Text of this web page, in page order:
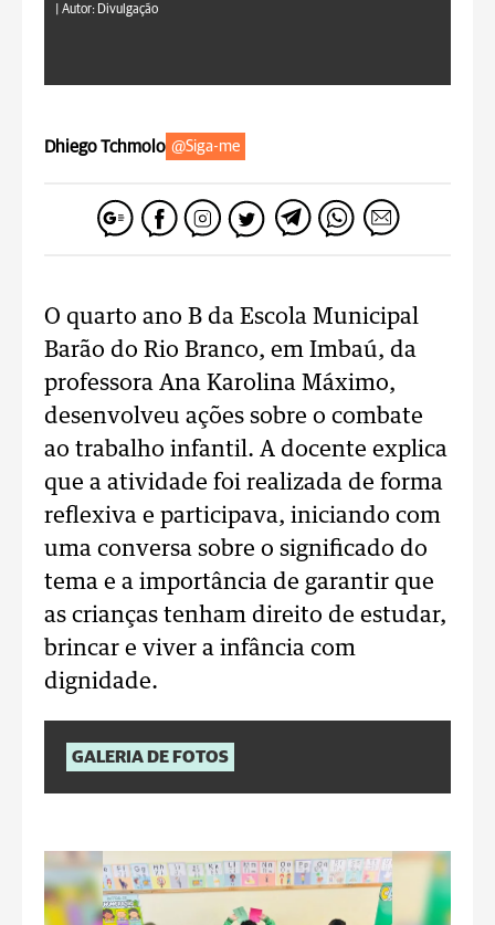
Autor: Divulgação
Dhiego Tchmolo @Siga-me
O quarto ano B da Escola Municipal
Barão do Rio Branco, em Imbaú, da
professora Ana Karolina Máximo,
desenvolveu ações sobre o combate
ao trabalho infantil. A docente explica
que a atividade foi realizada de forma
reflexiva e participava, iniciando com
uma conversa sobre o significado do
tema e a importância de garantir que
as crianças tenham direito de estudar,
brincar e viver a infância com
dignidade.
GALERIA DE FOTOS